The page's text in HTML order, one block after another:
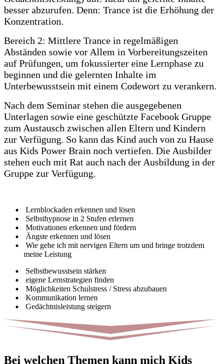
besser abzurufen. Denn: Trance ist die Erhöhung der
Konzentration.
Bereich 2: Mittlere Trance in regelmäßigen
Abständen sowie vor Allem in Vorbereitungszeiten
auf Prüfungen, um fokussierter eine Lernphase zu
beginnen und die gelernten Inhalte im
Unterbewusstsein mit einem Codewort zu verankern.
Nach dem Seminar stehen die ausgegebenen
Unterlagen sowie eine geschützte Facebook Gruppe
zum Austausch zwischen allen Eltern und Kindern
zur Verfügung. So kann das Kind auch von zu Hause
aus Kids Power Brain noch vertiefen. Die Ausbilder
stehen euch mit Rat auch nach der Ausbildung in der
Gruppe zur Verfügung.
Lernblockaden erkennen und lösen
Selbsthypnose in 2 Stufen erlernen
Motivationen erkennen und fördern
Ängste erkennen und lösen
Wie gehe ich mit nervigen Eltern um und bringe trotzdem
meine Leistung
Selbstbewusstsein stärken
eigene Lernstrategien finden
Möglichkeiten Schulstress / Stress abzubauen
Kommunikation lernen
Gedächtnisleistung steigern
Bei welchen Themen kann mich Kids